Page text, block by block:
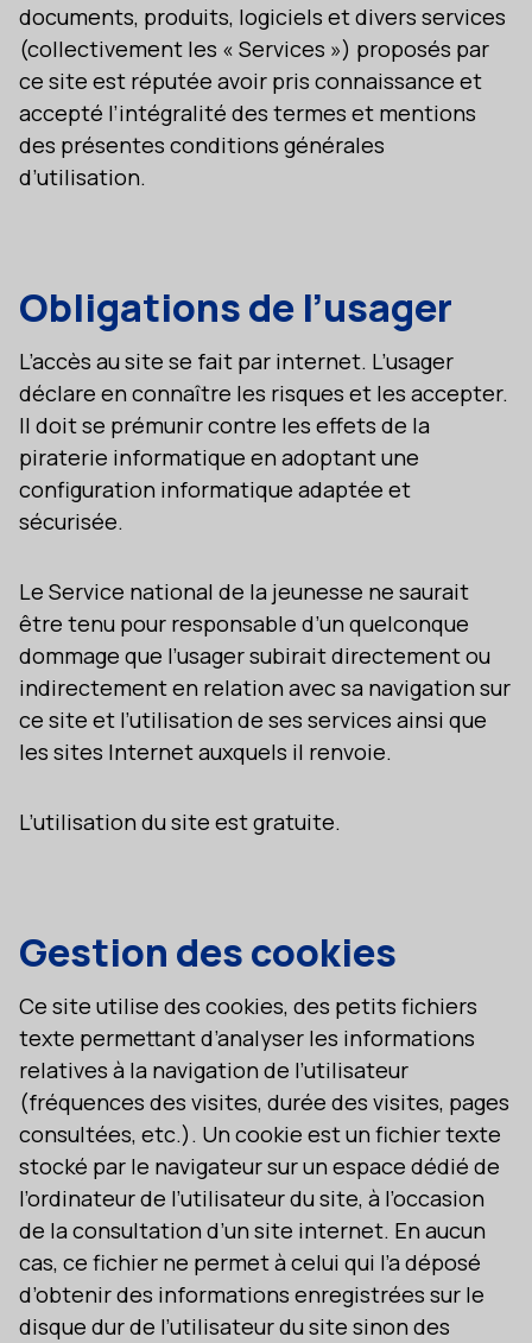
documents, produits, logiciels et divers services
(collectivement les « Services ») proposés par
ce site est réputée avoir pris connaissance et
accepté l’intégralité des termes et mentions
des présentes conditions générales
d’utilisation.
Obligations de l’usager
L’accès au site se fait par internet. L’usager
déclare en connaître les risques et les accepter.
Il doit se prémunir contre les effets de la
piraterie informatique en adoptant une
configuration informatique adaptée et
sécurisée.
Le Service national de la jeunesse ne saurait
être tenu pour responsable d’un quelconque
dommage que l’usager subirait directement ou
indirectement en relation avec sa navigation sur
ce site et l’utilisation de ses services ainsi que
les sites Internet auxquels il renvoie.
L’utilisation du site est gratuite.
Gestion des cookies
Ce site utilise des cookies, des petits fichiers
texte permettant d’analyser les informations
relatives à la navigation de l’utilisateur
(fréquences des visites, durée des visites, pages
consultées, etc.). Un cookie est un fichier texte
stocké par le navigateur sur un espace dédié de
l’ordinateur de l’utilisateur du site, à l’occasion
de la consultation d’un site internet. En aucun
cas, ce fichier ne permet à celui qui l’a déposé
d’obtenir des informations enregistrées sur le
disque dur de l’utilisateur du site sinon des